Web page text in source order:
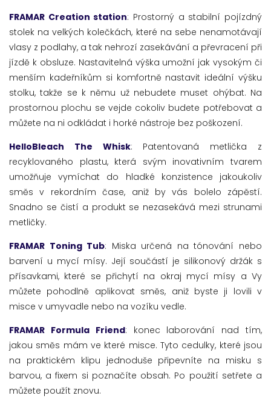
FRAMAR Creation station: Prostorný a stabilní pojízdný
stolek na velkých kolečkách, které na sebe nenamotávají
vlasy z podlahy, a tak nehrozí zasekávání a převracení při
jízdě k obsluze. Nastavitelná výška umožní jak vysokým či
menším kadeřníkům si komfortně nastavit ideální výšku
stolku, takže se k němu už nebudete muset ohýbat. Na
prostornou plochu se vejde cokoliv budete potřebovat a
můžete na ni odkládat i horké nástroje bez poškození.
HelloBleach The Whisk: Patentovaná metlička z
recyklovaného plastu, která svým inovativním tvarem
umožňuje vymíchat do hladké konzistence jakoukoliv
směs v rekordním čase, aniž by vás bolelo zápěstí.
Snadno se čistí a produkt se nezasekává mezi strunami
metličky.
FRAMAR Toning Tub: Miska určená na tónování nebo
barvení u mycí mísy. Její součástí je silikonový držák s
přísavkami, které se přichytí na okraj mycí mísy a Vy
můžete pohodlně aplikovat směs, aniž byste ji lovili v
misce v umyvadle nebo na vozíku vedle.
FRAMAR Formula Friend: konec laborování nad tím,
jakou směs mám ve které misce. Tyto cedulky, které jsou
na praktickém klipu jednoduše připevníte na misku s
barvou, a fixem si poznačíte obsah. Po použití setřete a
můžete použít znovu.